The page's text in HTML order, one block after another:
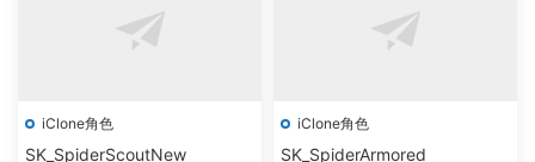
iClone角色
SK_SpiderScoutNew
iClone角色
SK_SpiderArmored